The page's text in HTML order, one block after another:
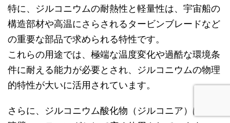
特に、ジルコニウムの耐熱性と軽量性は、宇宙船の
構造部材や高温にさらされるタービンブレードなど
の重要な部品で求められる特性です。
これらの用途では、極端な温度変化や過酷な環境条
件に耐える能力が必要とされ、ジルコニウムの物理
的特性が大いに活用されています。
さらに、ジルコニウム酸化物（ジルコニア）は、熱